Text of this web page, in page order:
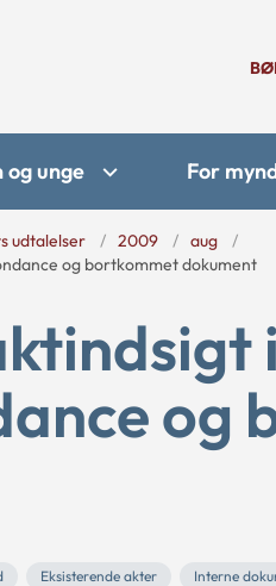
og unge For
udtalelser 2009
aug
og bortkommet dokument
og
Eksisterende akter Interne